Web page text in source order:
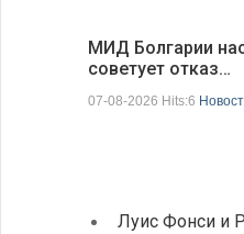
МИД Болгарии
советует отказ…
07-08-2026 Hits:6
Луис Фонси и